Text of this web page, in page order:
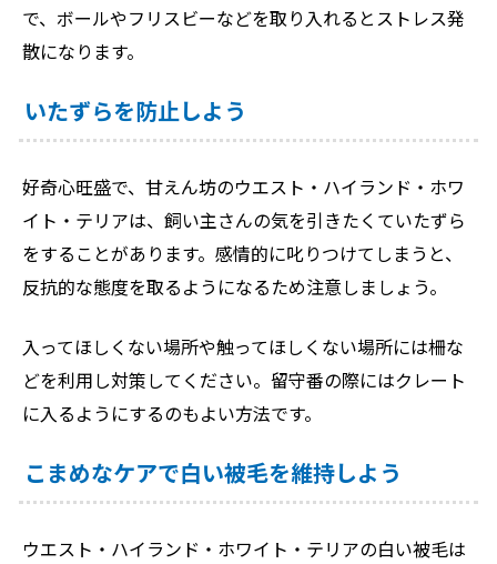
で、ボールやフリスビーなどを取り入れるとストレス発
散になります。
いたずらを防止しよう
好奇心旺盛で、甘えん坊のウエスト・ハイランド・ホワ
イト・テリアは、飼い主さんの気を引きたくていたずら
をすることがあります。感情的に叱りつけてしまうと、
反抗的な態度を取るようになるため注意しましょう。
入ってほしくない場所や触ってほしくない場所には柵な
どを利用し対策してください。留守番の際にはクレート
に入るようにするのもよい方法です。
こまめなケアで白い被毛を維持しよう
ウエスト・ハイランド・ホワイト・テリアの白い被毛は